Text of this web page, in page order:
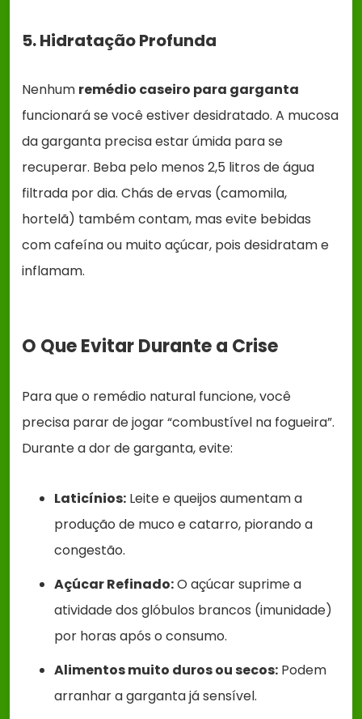
5. Hidratação Profunda
Nenhum remédio caseiro para garganta
funcionará se você estiver desidratado. A mucosa
da garganta precisa estar úmida para se
recuperar. Beba pelo menos 2,5 litros de água
filtrada por dia. Chás de ervas (camomila,
hortelã) também contam, mas evite bebidas
com cafeína ou muito açúcar, pois desidratam e
inflamam.
O Que Evitar Durante a Crise
Para que o remédio natural funcione, você
precisa parar de jogar “combustível na fogueira”.
Durante a dor de garganta, evite:
Laticínios: Leite e queijos aumentam a
produção de muco e catarro, piorando a
congestão.
Açúcar Refinado:O açúcar suprime a
atividade dos glóbulos brancos (imunidade)
por horas após o consumo.
Alimentos muito duros ou secos: Podem
arranhar a garganta já sensível.